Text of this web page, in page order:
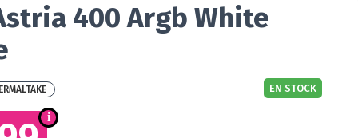
400 Argb White
EN STOCK